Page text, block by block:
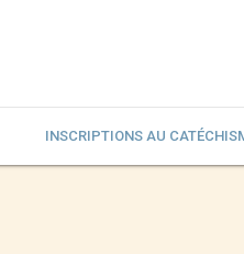
INSCRIPTIONS AU